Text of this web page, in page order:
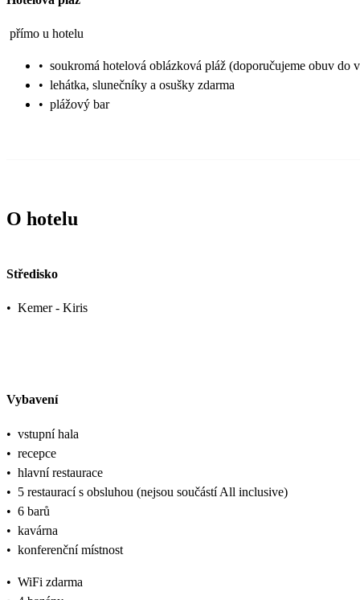
přímo u hotelu
• soukromá hotelová oblázková pláž (doporučujeme obuv do
• lehátka, slunečníky a osušky zdarma
• plážový bar
O hotelu
Středisko
• Kemer - Kiris
Vybavení
• vstupní hala
• recepce
• hlavní restaurace
• 5 restaurací s obsluhou (nejsou součástí All inclusive)
• 6 barů
• kavárna
• konferenční místnost
• WiFi zdarma